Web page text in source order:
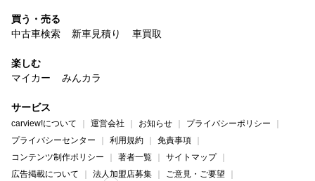
買う・売る
中古車検索
新車見積り 車買取
楽しむ
マイカー
みんカラ
サービス
carview!について 運営会社 お知らせ
プライバシーポリシー
プライバシーセンター
利用規約
免責事項
コンテンツ制作ポリシー
著者一覧
サイトマップ
広告掲載について
法人加盟店募集 ご意見・ご要望